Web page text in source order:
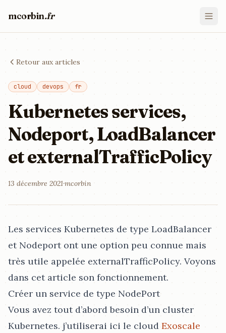
mcorbin.fr
Retour aux articles
cloud devops fr
Kubernetes services,
Nodeport, LoadBalancer
et externalTrafficPolicy
13 décembre 2021·mcorbin
Les services Kubernetes de type LoadBalancer
et Nodeport ont une option peu connue mais
très utile appelée externalTrafficPolicy. Voyons
dans cet article son fonctionnement.
Créer un service de type NodePort
Vous avez tout d’abord besoin d’un cluster
Kubernetes. j’utiliserai ici le cloud Exoscale